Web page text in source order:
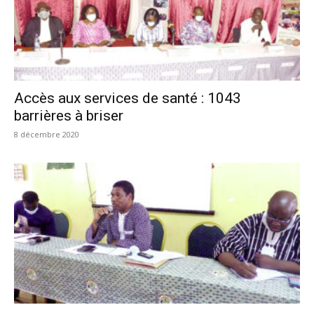
Accès aux services de santé : 1043
barrières à briser
8 décembre 2020